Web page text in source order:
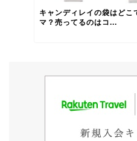
キャンディレイの袋はどこ
マ？売ってるのはコ...